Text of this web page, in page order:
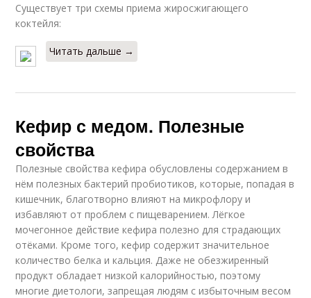
Существует три схемы приема жиросжигающего
коктейля:
Читать дальше →
Кефир с медом. Полезные
свойства
Полезные свойства кефира обусловлены содержанием в
нём полезных бактерий пробиотиков, которые, попадая в
кишечник, благотворно влияют на микрофлору и
избавляют от проблем с пищеварением. Лёгкое
мочегонное действие кефира полезно для страдающих
отёками. Кроме того, кефир содержит значительное
количество белка и кальция. Даже не обезжиренный
продукт обладает низкой калорийностью, поэтому
многие диетологи, запрещая людям с избыточным весом